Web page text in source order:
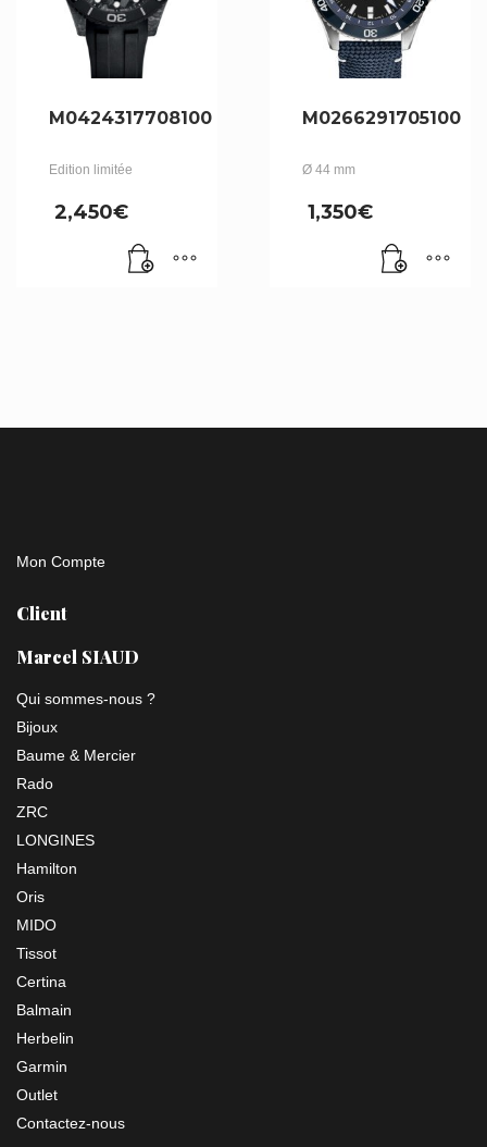
M0424317708100
Edition limitée
2,450€
M0266291705100
Ø 44 mm
1,350€
Mon Compte
Client
Marcel SIAUD
Qui sommes-nous ?
Bijoux
Baume & Mercier
Rado
ZRC
LONGINES
Hamilton
Oris
MIDO
Tissot
Certina
Balmain
Herbelin
Garmin
Outlet
Contactez-nous